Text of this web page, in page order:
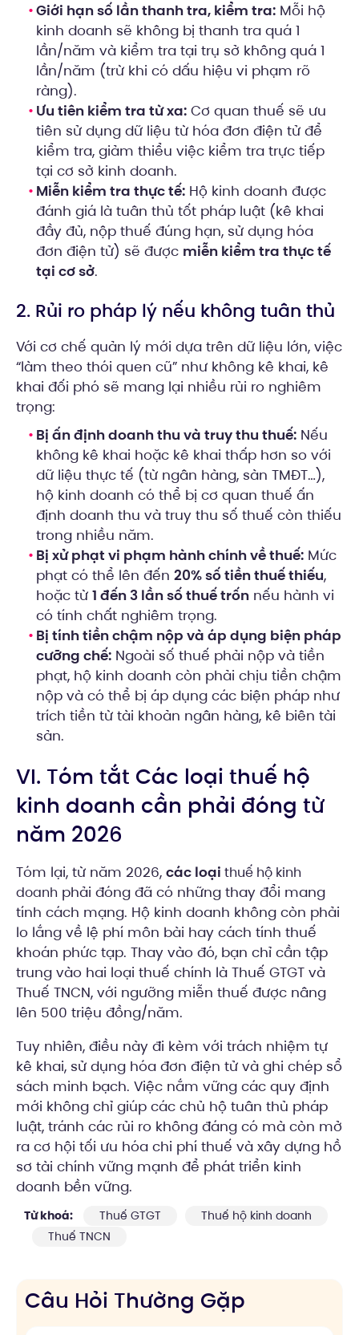
Giới hạn số lần thanh tra, kiểm tra: Mỗi hộ
kinh doanh sẽ không bị thanh tra quá 1
lần/năm và kiểm tra tại trụ sở không quá 1
lần/năm (trừ khi có dấu hiệu vi phạm rõ
ràng).
Ưu tiên kiểm tra từ xa: Cơ quan thuế sẽ ưu
tiên sử dụng dữ liệu từ hóa đơn điện tử để
kiểm tra, giảm thiểu việc kiểm tra trực tiếp
tại cơ sở kinh doanh.
Miễn kiểm tra thực tế: Hộ kinh doanh được
đánh giá là tuân thủ tốt pháp luật (kê khai
đầy đủ, nộp thuế đúng hạn, sử dụng hóa
đơn điện tử) sẽ được miễn kiểm tra thực tế
tại cơ sở.
2. Rủi ro pháp lý nếu không tuân thủ
Với cơ chế quản lý mới dựa trên dữ liệu lớn, việc
“làm theo thói quen cũ” như không kê khai, kê
khai đối phó sẽ mang lại nhiều rủi ro nghiêm
trọng:
Bị ấn định doanh thu và truy thu thuế: Nếu
không kê khai hoặc kê khai thấp hơn so với
dữ liệu thực tế (từ ngân hàng, sàn TMĐT…),
hộ kinh doanh có thể bị cơ quan thuế ấn
định doanh thu và truy thu số thuế còn thiếu
trong nhiều năm.
Bị xử phạt vi phạm hành chính về thuế: Mức
phạt có thể lên đến 20% số tiền thuế thiếu,
hoặc từ 1 đến 3 lần số thuế trốn nếu hành vi
có tính chất nghiêm trọng.
Bị tính tiền chậm nộp và áp dụng biện pháp
cưỡng chế: Ngoài số thuế phải nộp và tiền
phạt, hộ kinh doanh còn phải chịu tiền chậm
nộp và có thể bị áp dụng các biện pháp như
trích tiền từ tài khoản ngân hàng, kê biên tài
sản.
VI. Tóm tắt Các loại thuế hộ
kinh doanh cần phải đóng từ
năm 2026
Tóm lại, từ năm 2026, các loại thuế hộ kinh
doanh phải đóng đã có những thay đổi mang
tính cách mạng. Hộ kinh doanh không còn phải
lo lắng về lệ phí môn bài hay cách tính thuế
khoán phức tạp. Thay vào đó, bạn chỉ cần tập
trung vào hai loại thuế chính là Thuế GTGT và
Thuế TNCN, với ngưỡng miễn thuế được nâng
lên 500 triệu đồng/năm.
Tuy nhiên, điều này đi kèm với trách nhiệm tự
kê khai, sử dụng hóa đơn điện tử và ghi chép sổ
sách minh bạch. Việc nắm vững các quy định
mới không chỉ giúp các chủ hộ tuân thủ pháp
luật, tránh các rủi ro không đáng có mà còn mở
ra cơ hội tối ưu hóa chi phí thuế và xây dựng hồ
sơ tài chính vững mạnh để phát triển kinh
doanh bền vững.
Từ khoá: Thuế GTGT
Thuế hộ kinh doanh
Thuế TNCN
Câu Hỏi Thường Gặp